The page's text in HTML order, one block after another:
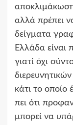
αποκλιμάκωση
αλλά πρέπει
δείγματα
Ελλάδα είναι
γιατί όχι
κάτι το οποίο
πει ότι
μπορεί να